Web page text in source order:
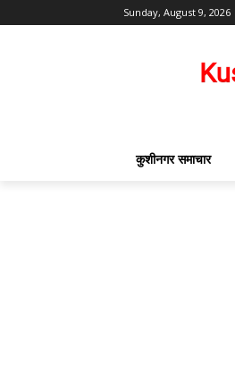
Sunday, August 9, 2026
कुशीनगर समाचार